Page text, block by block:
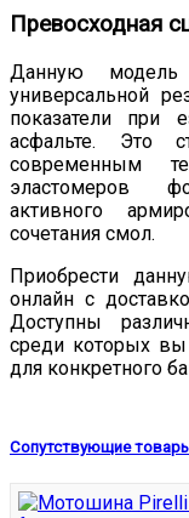
Превосходная
Данную
универсальной
показатели
асфальте. Это
современным
эластомеров
активного
сочетания смол.
Приобрести
онлайн с
Доступны
среди которых
для конкретного
Сопутствующие